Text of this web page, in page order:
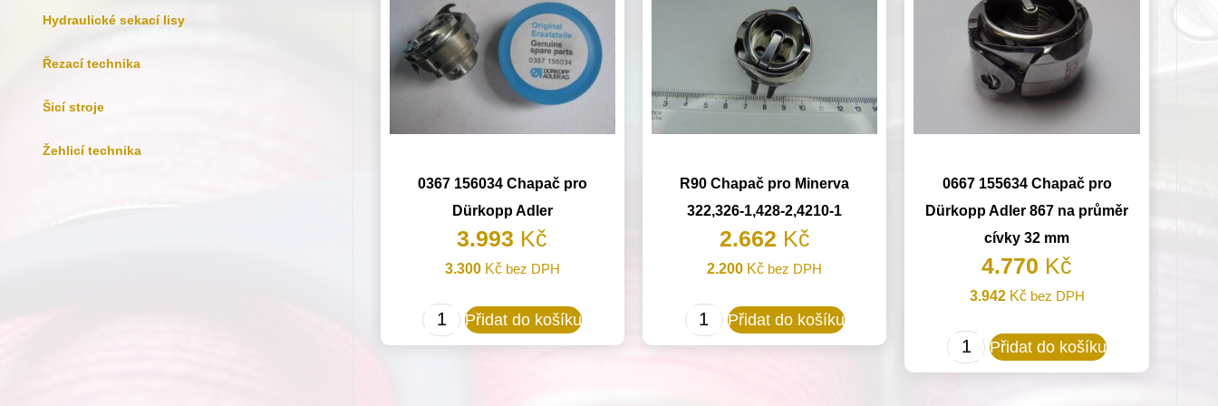
Hydraulické sekací lisy
Řezací technika
Šicí stroje
Žehlicí technika
0367 156034 Chapač pro
Dürkopp Adler
3.993 Kč
3.300 Kčbez DPH
0367
156034
Přidat do košíku
R90 Chapač pro Minerva
322,326-1,428-2,4210-1
2.662 Kč
2.200 Kč bez DPH
R90
Chapač
Přidat do košíku
0667 155634 Chapač pro
Dürkopp Adler 867 na průměr
cívky 32 mm
4.770 Kč
3.942 Kčbez DPH
0667
155634
Přidat do košíku